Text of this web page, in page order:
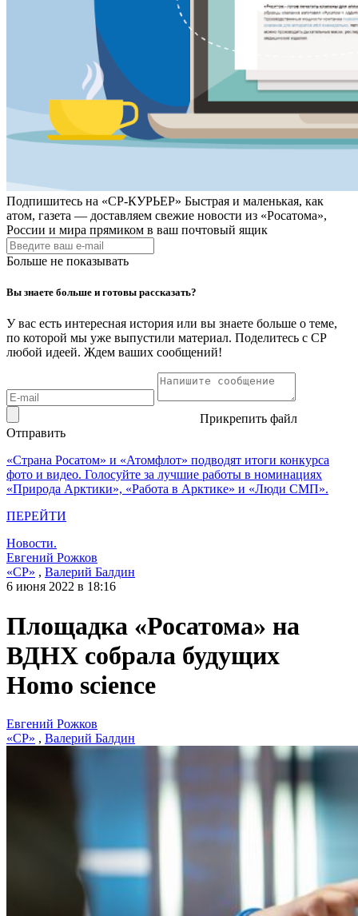
Подпишитесь на «СР-КУРЬЕР» Быстрая и маленькая, как
атом, газета — доставляем свежие новости из «Росатома»,
России и мира прямиком в ваш почтовый ящик
Больше не показывать
Вы знаете больше и готовы рассказать?
У вас есть интересная история или вы знаете больше о теме,
по которой мы уже выпустили материал. Поделитесь с СР
любой идеей. Ждем ваших сообщений!
Прикрепить файл
Отправить
«Страна Росатом» и «Атомфлот» подводят итоги конкурса
фото и видео. Голосуйте за лучшие работы в номинациях
«Природа Арктики», «Работа в Арктике» и «Люди СМП».
ПЕРЕЙТИ
Новости.
Евгений Рожков
«СР» , Валерий Балдин
6 июня 2022 в 18:16
Площадка «Росатома» на
ВДНХ собрала будущих
Homo science
Евгений Рожков
«СР» , Валерий Балдин